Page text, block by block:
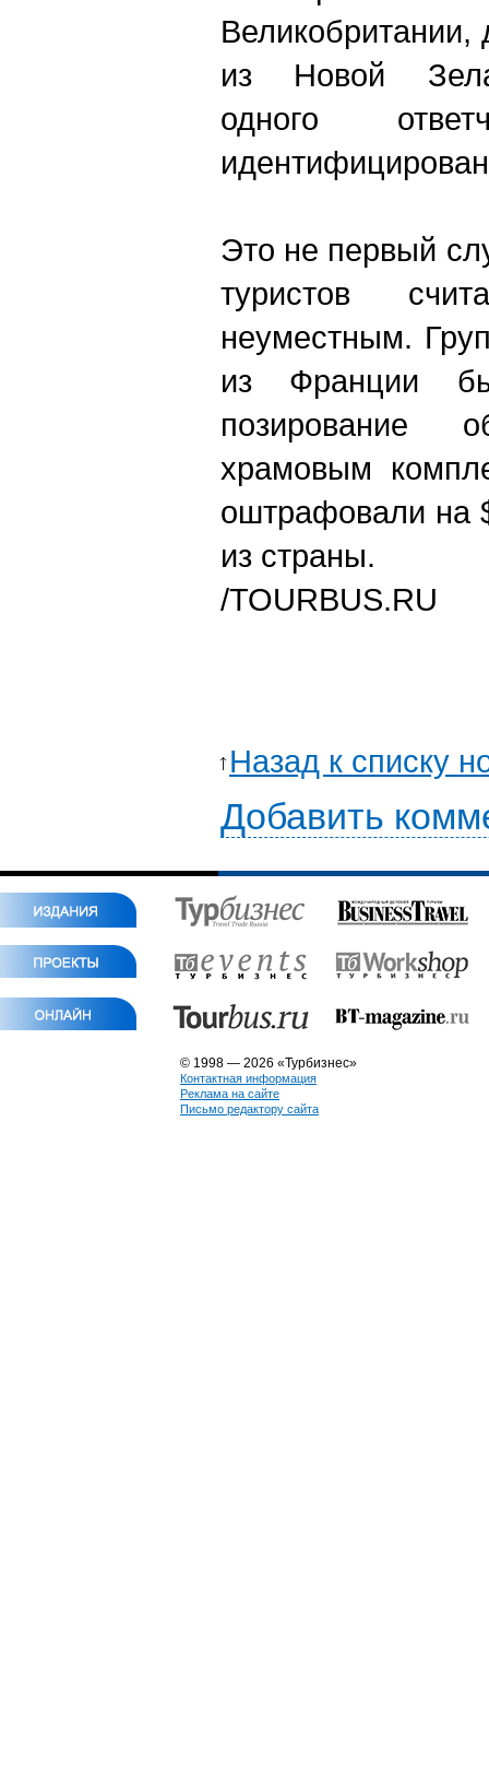
из Новой
одного
Это не первый
туристов
неуместным.
из Франции
позирование
храмовым
оштрафовали на
из страны.
/TOURBUS.RU
Назад к списку
Добавить
© 1998 — 2026 «Турбизнес»
Контактная информация
Реклама на сайте
Письмо редактору сайта